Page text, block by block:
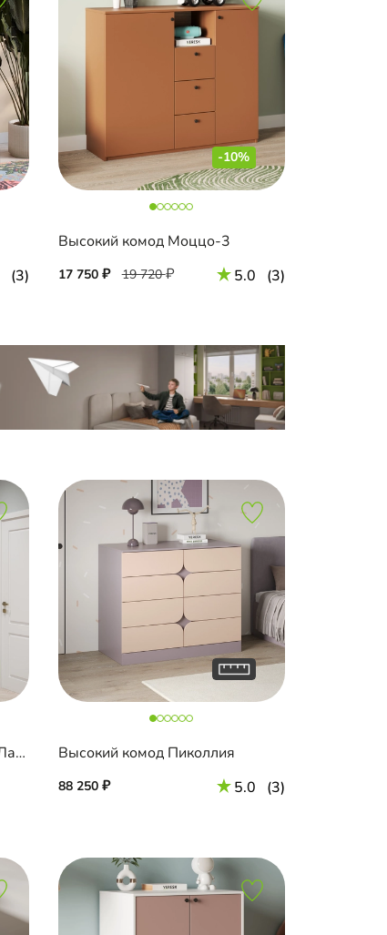
(3)
-10%
Высокий комод Моццо-3
17 750 19 720 5.0 (3)
Высокий комод Шармель-5 Лайф Эмаль с зеркалом Высокий комод Пиколлия
88 250 5.0 (3)